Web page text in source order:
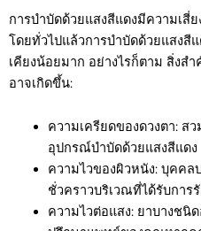
การบำบัดด้วยแสงสีแดงมีความเสี่
โดยทั่วไปแล้วการบำบัดด้วยแสงสี
เคียงน้อยมาก อย่างไรก็ตาม สิ่งส
อาจเกิดขึ้น:
ความเครียดของดวงตา: ส
อุปกรณ์บำบัดด้วยแสงสีแดง
ความไวของผิวหนัง: บุคคล
ชั่วคราวบริเวณที่ได้รับการ
ความไวต่อแสง: ยาบางชนิ